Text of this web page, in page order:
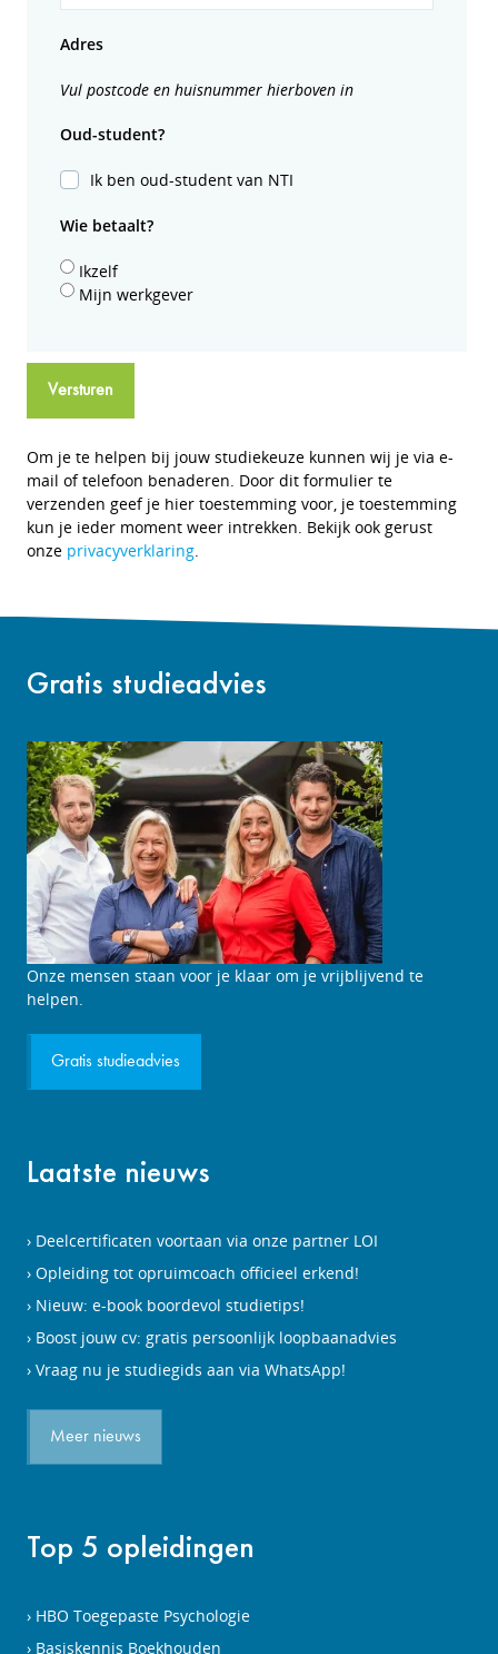
Adres
Vul postcode en huisnummer hierboven in
Oud-student?
Ik ben oud-student van NTI
Wie betaalt?
Ikzelf
Mijn werkgever
Versturen
Om je te helpen bij jouw studiekeuze kunnen wij je via e-
mail of telefoon benaderen. Door dit formulier te
verzenden geef je hier toestemming voor, je toestemming
kun je ieder moment weer intrekken. Bekijk ook gerust
onze privacyverklaring.
Gratis studieadvies
Studieadviesgesprek
aanvragen
Onze mensen staan voor je klaar om je vrijblijvend te
helpen.
Gratis studieadvies
Laatste nieuws
Deelcertificaten voortaan via onze partner LOI
Opleiding tot opruimcoach officieel erkend!
Nieuw: e-book boordevol studietips!
Boost jouw cv: gratis persoonlijk loopbaanadvies
Vraag nu je studiegids aan via WhatsApp!
Meer nieuws
Top 5 opleidingen
HBO Toegepaste Psychologie
Basiskennis Boekhouden